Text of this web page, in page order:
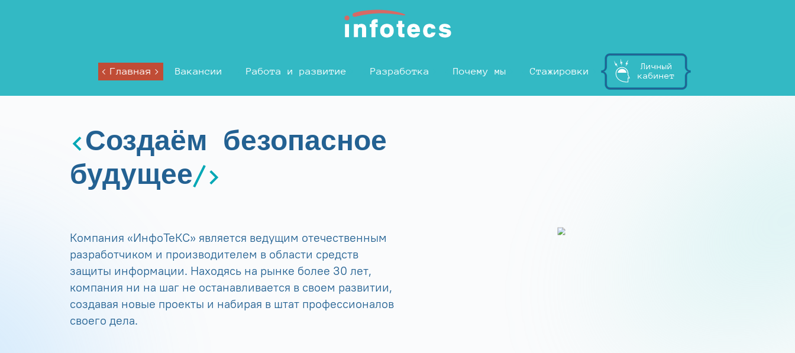
Главная Вакансии Работа и развитие Разработка Почему мы Стажировки
Личный
кабинет
Создаём безопасное
будущее
Компания «ИнфоТеКС» является ведущим отечественным
разработчиком и производителем в области средств
защиты информации. Находясь на рынке более 30 лет,
компания ни на шаг не останавливается в своем развитии,
создавая новые проекты и набирая в штат профессионалов
своего дела.